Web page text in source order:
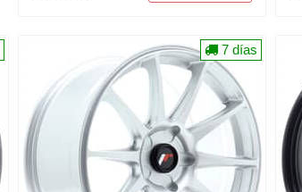
7 días